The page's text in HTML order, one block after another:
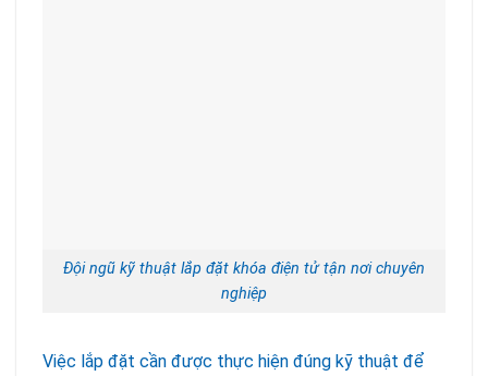
Đội ngũ kỹ thuật lắp đặt khóa điện tử tận nơi chuyên
nghiệp
Việc lắp đặt cần được thực hiện đúng kỹ thuật để